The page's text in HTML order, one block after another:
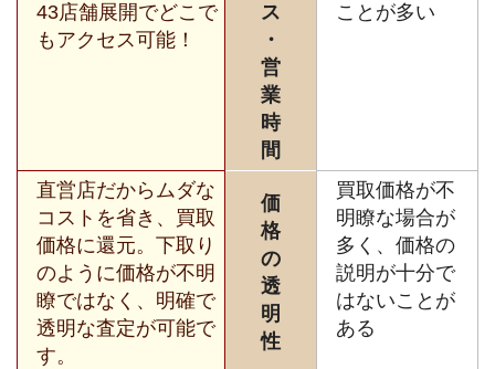
43店舗展開でどこで
もアクセス可能！
ス
・
営
業
時
間
ことが多い
直営店だからムダな
コストを省き、買取
価格に還元。下取り
のように価格が不明
瞭ではなく、明確で
透明な査定が可能で
す。
価
格
の
透
明
性
買取価格が不
明瞭な場合が
多く、価格の
説明が十分で
はないことが
ある